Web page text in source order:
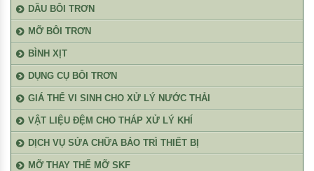
DẦU BÔI TRƠN
MỠ BÔI TRƠN
BÌNH XỊT
DỤNG CỤ BÔI TRƠN
GIÁ THỂ VI SINH CHO XỬ LÝ NƯỚC THẢI
VẬT LIỆU ĐỆM CHO THÁP XỬ LÝ KHÍ
DỊCH VỤ SỬA CHỮA BẢO TRÌ THIẾT BỊ
MỠ THAY THẾ MỠ SKF